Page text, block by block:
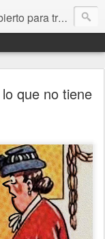
calidad de vida. Estamos gobernados, pero queremos una calidad mayor en la política.
que no tiene